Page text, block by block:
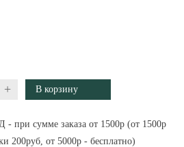
+
при сумме заказа от 1500р (от 1500р
200руб, от 5000р - бесплатно)